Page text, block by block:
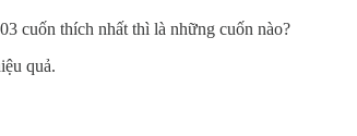
cuốn thích nhất thì là những cuốn nào?
quả.